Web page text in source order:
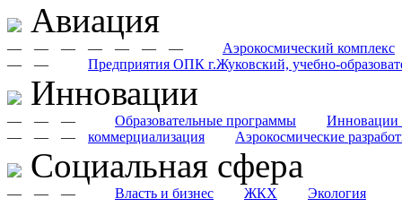
Авиация
— Аэрокосмический комплекс
— — — — —
—
Предприятия ОПК г.Жуковский, учебно-
— —
Инновации
— Образовательные программы
— Инновации
—
коммерциализация
— Аэрокосмические
— —
Cоциальная сфера
— Власть и бизнес
— ЖКХ
— Экология